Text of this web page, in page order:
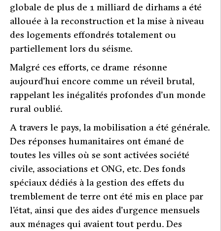
globale de plus de 1 milliard de dirhams a été
allouée à la reconstruction et la mise à niveau
des logements effondrés totalement ou
partiellement lors du séisme.
Malgré ces efforts, ce drame résonne
aujourd’hui encore comme un réveil brutal,
rappelant les inégalités profondes d’un monde
rural oublié.
A travers le pays, la mobilisation a été générale.
Des réponses humanitaires ont émané de
toutes les villes où se sont activées société
civile, associations et ONG, etc. Des fonds
spéciaux dédiés à la gestion des effets du
tremblement de terre ont été mis en place par
l’état, ainsi que des aides d’urgence mensuels
aux ménages qui avaient tout perdu. Des